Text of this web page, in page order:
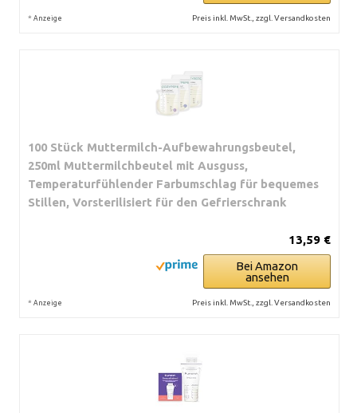
* Anzeige Preis inkl. MwSt., zzgl. Versandkosten
100 Stück Muttermilch-Aufbewahrungsbeutel,
250ml Muttermilchbeutel mit Ausguss,
Temperaturfühlender Farbumschlag für bequemes
Stillen, Vorsterilisiert für den Gefrierschrank
13,59 €
Bei Amazon
ansehen
* Anzeige Preis inkl. MwSt., zzgl. Versandkosten